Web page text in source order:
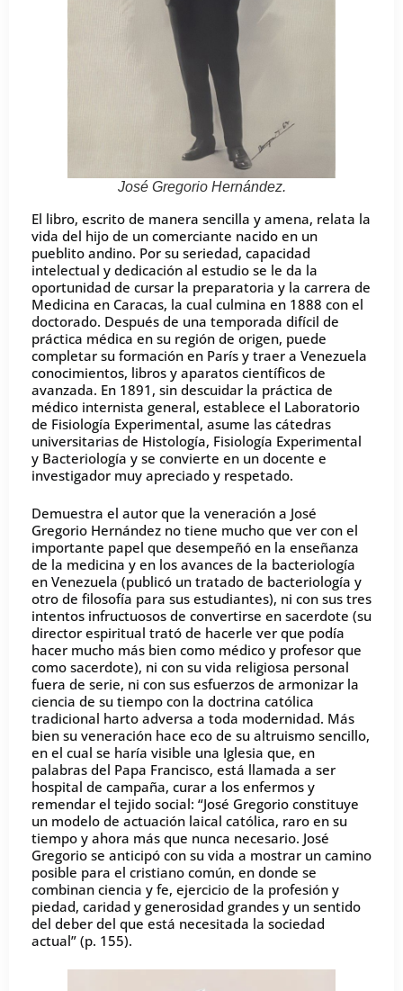
José Gregorio Hernández.
El libro, escrito de manera sencilla y amena, relata la
vida del hijo de un comerciante nacido en un
pueblito andino. Por su seriedad, capacidad
intelectual y dedicación al estudio se le da la
oportunidad de cursar la preparatoria y la carrera de
Medicina en Caracas, la cual culmina en 1888 con el
doctorado. Después de una temporada difícil de
práctica médica en su región de origen, puede
completar su formación en París y traer a Venezuela
conocimientos, libros y aparatos científicos de
avanzada. En 1891, sin descuidar la práctica de
médico internista general, establece el Laboratorio
de Fisiología Experimental, asume las cátedras
universitarias de Histología, Fisiología Experimental
y Bacteriología y se convierte en un docente e
investigador muy apreciado y respetado.
Demuestra el autor que la veneración a José
Gregorio Hernández no tiene mucho que ver con el
importante papel que desempeñó en la enseñanza
de la medicina y en los avances de la bacteriología
en Venezuela (publicó un tratado de bacteriología y
otro de filosofía para sus estudiantes), ni con sus tres
intentos infructuosos de convertirse en sacerdote (su
director espiritual trató de hacerle ver que podía
hacer mucho más bien como médico y profesor que
como sacerdote), ni con su vida religiosa personal
fuera de serie, ni con sus esfuerzos de armonizar la
ciencia de su tiempo con la doctrina católica
tradicional harto adversa a toda modernidad. Más
bien su veneración hace eco de su altruismo sencillo,
en el cual se haría visible una Iglesia que, en
palabras del Papa Francisco, está llamada a ser
hospital de campaña, curar a los enfermos y
remendar el tejido social: “José Gregorio constituye
un modelo de actuación laical católica, raro en su
tiempo y ahora más que nunca necesario. José
Gregorio se anticipó con su vida a mostrar un camino
posible para el cristiano común, en donde se
combinan ciencia y fe, ejercicio de la profesión y
piedad, caridad y generosidad grandes y un sentido
del deber del que está necesitada la sociedad
actual” (p. 155).